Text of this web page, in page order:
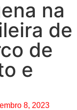
na
de
de
e
8, 2023